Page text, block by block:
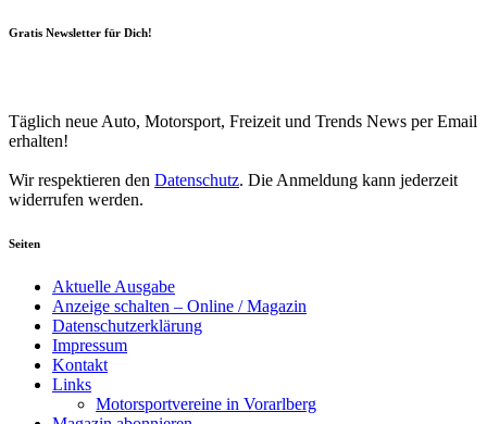
Gratis Newsletter für Dich!
Täglich neue Auto, Motorsport, Freizeit und Trends News per Email
erhalten!
Wir respektieren den Datenschutz. Die Anmeldung kann jederzeit
widerrufen werden.
Seiten
Aktuelle Ausgabe
Anzeige schalten – Online / Magazin
Datenschutzerklärung
Impressum
Kontakt
Links
Motorsportvereine in Vorarlberg